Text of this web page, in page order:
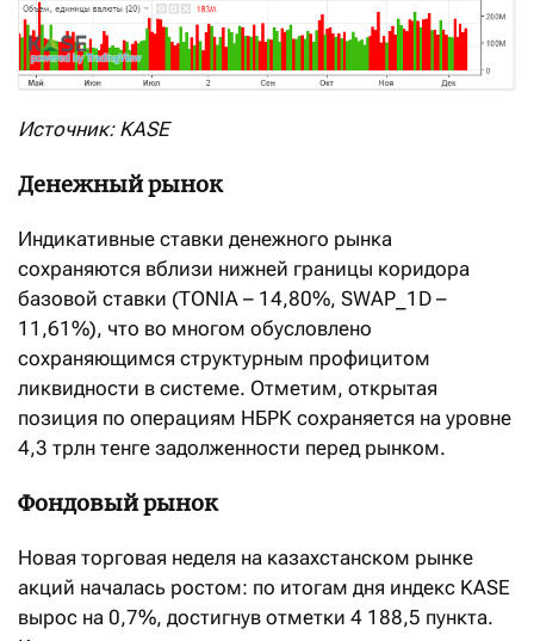
Источник: KASE
Денежный рынок
Индикативные ставки денежного рынка
сохраняются вблизи нижней границы коридора
базовой ставки (TONIA – 14,80%, SWAP_1D –
11,61%), что во многом обусловлено
сохраняющимся структурным профицитом
ликвидности в системе. Отметим, открытая
позиция по операциям НБРК сохраняется на уровне
4,3 трлн тенге задолженности перед рынком.
Фондовый рынок
Новая торговая неделя на казахстанском рынке
акций началась ростом: по итогам дня индекс KASE
вырос на 0,7%, достигнув отметки 4 188,5 пункта.